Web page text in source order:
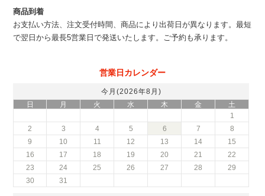
商品到着
お支払い方法、注文受付時間、商品により出荷日が異なります。最短
で翌日から最長5営業日で発送いたします。ご予約も承ります。
営業日カレンダー
今月(2026年8月)
日
月 火 水 木 金
土
1
2
3 4 5 6 7
8
9
10 11 12 13 14
15
16
17 18 19 20 21
22
23
24 25 26 27 28
29
30
31